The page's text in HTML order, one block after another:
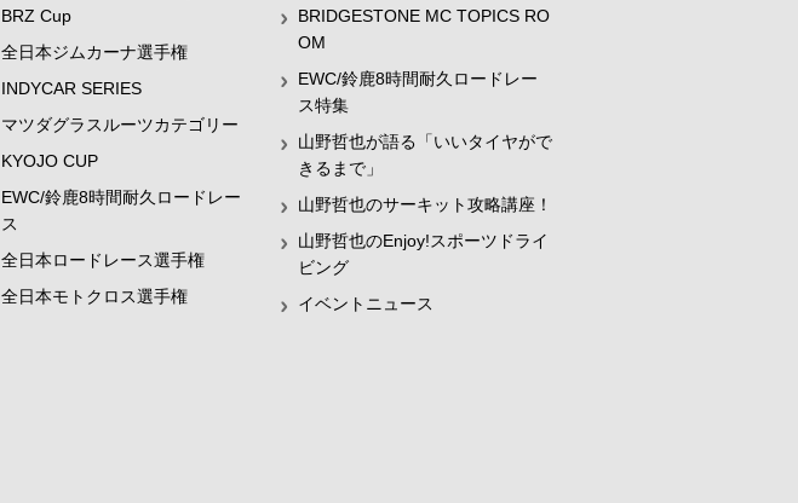
BRZ Cup
全日本ジムカーナ選手権
INDYCAR SERIES
マツダグラスルーツカテゴリー
KYOJO CUP
EWC/鈴鹿8時間耐久ロードレー
ス
全日本ロードレース選手権
全日本モトクロス選手権
BRIDGESTONE MC TOPICS RO
OM
EWC/鈴鹿8時間耐久ロードレー
ス特集
山野哲也が語る「いいタイヤがで
きるまで」
山野哲也のサーキット攻略講座！
山野哲也のEnjoy!スポーツドライ
ビング
イベントニュース